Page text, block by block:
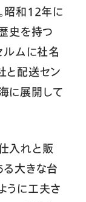
昭和12年に
史を持つ
ムに社名
と配送セン
に展開して
入れと販
る大きな台
うに工夫さ